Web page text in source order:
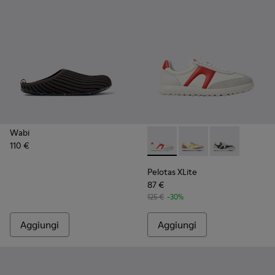
Wabi
110 €
Aggiungi
Pelotas XLite - K100545-
Pelotas XLite -
Pelotas XLite
Pelotas XLite
87 €
125 € -30%
Aggiungi